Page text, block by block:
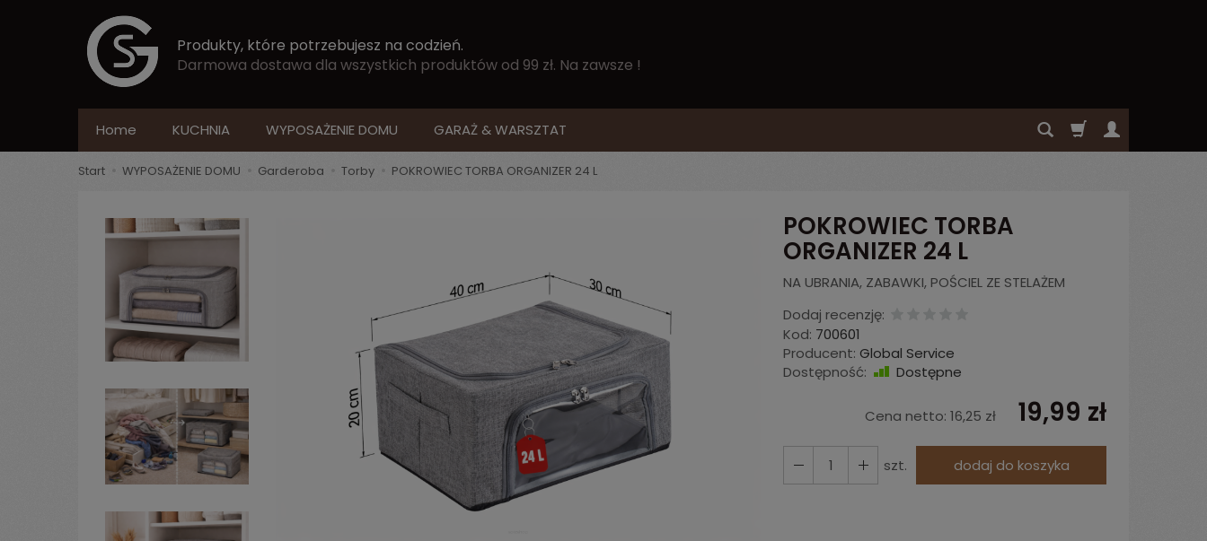
Produkty, które potrzebujesz na codzień.
Darmowa dostawa dla wszystkich produktów od 99 zł. Na zawsze !
Home KUCHNIA WYPOSAŻENIE DOMU GARAŻ & WARSZTAT
Start WYPOSAŻENIE DOMU Garderoba Torby POKROWIEC TORBA ORGANIZER 24 L
POKROWIEC TORBA
ORGANIZER 24 L
NA UBRANIA, ZABAWKI, POŚCIEL ZE STELAŻEM
Dodaj recenzję:
Kod: 700601
Producent: Global Service
Dostępność:
Dostępne
Cena netto: 16,25 zł 19,99 zł
szt. dodaj do koszyka